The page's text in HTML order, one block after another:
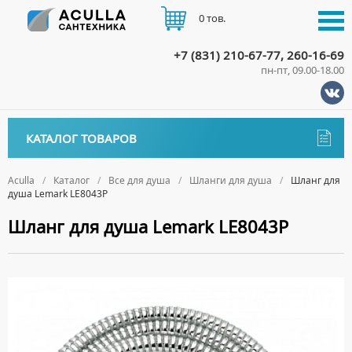
Aculla Каталог Все для душа Шланги для душа
Шланг для
душа Lemark LE8043P
Шланг для душа Lemark LE8043P
КАТАЛОГ ТОВАРОВ
ДЕРЖАТЕЛИ
ДИСПЕНСЕРЫ
ПОЛОТЕНЦЕДЕРЖАТЕЛИ
Биде
НАПОЛЬНЫЕ БИДЕ
ПОДВЕСНЫЕ БИДЕ
Ванны
АКРИЛОВЫЕ ВАННЫ
ОТДЕЛЬНОСТОЯЩИЕ ВАННЫ
СТАЛЬНЫЕ ВАННЫ
ПОДГОЛОВНИКИ
ВОДОНАГРЕВАТЕЛИ КОМБИНИРОВАННОГО НАГРЕВА
ВОДОНАГРЕВАТЕЛИ КОСВЕННОГО НАГРЕВА
Все для душа
+7 (831) 210-67-77, 260-16-69
пн-пт, 09.00-18.00
0 тов.
ДОСТАВКА
ОПЛАТА